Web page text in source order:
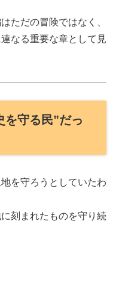
ただの冒険ではなく、
なる重要な章として見
を守る民”だっ
を守ろうとしていたわ
刻まれたものを守り続